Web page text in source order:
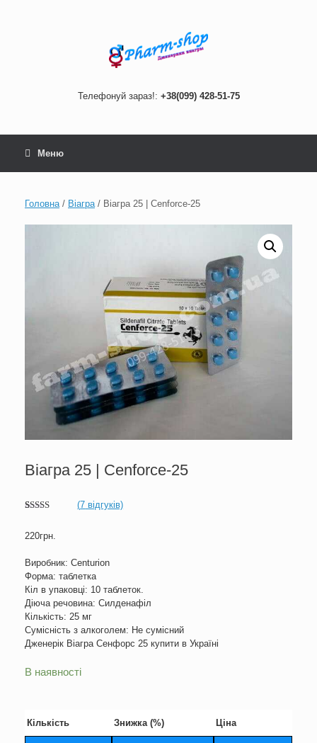
Телефонуй зараз!: +38(099) 428-51-75
Меню
Головна/ Віагра/ Віагра 25 | Cenforce-25
Віагра 25 | Cenforce-25
основі
(7 відгуків)
220грн.
Виробник: Centurion
Форма: таблетка
Кіл в упаковці: 10 таблеток.
Діюча речовина: Силденафіл
Кількість: 25 мг
Сумісність з алкоголем: Не сумісний
Дженерік Віагра Сенфорс 25 купити в Україні
В наявності
Кількість Знижка (%) Ціна